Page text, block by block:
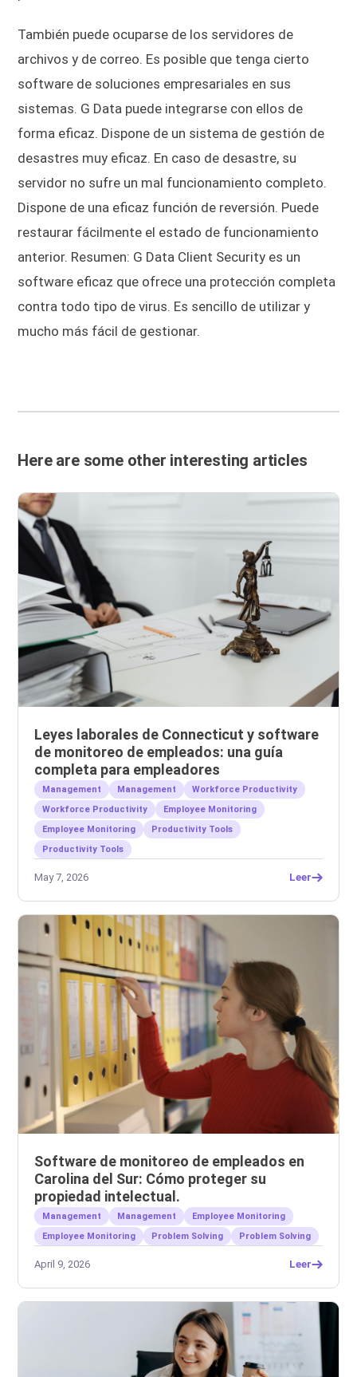
También puede ocuparse de los servidores de
archivos y de correo. Es posible que tenga cierto
software de soluciones empresariales en sus
sistemas. G Data puede integrarse con ellos de
forma eficaz. Dispone de un sistema de gestión de
desastres muy eficaz. En caso de desastre, su
servidor no sufre un mal funcionamiento completo.
Dispone de una eficaz función de reversión. Puede
restaurar fácilmente el estado de funcionamiento
anterior. Resumen: G Data Client Security es un
software eficaz que ofrece una protección completa
contra todo tipo de virus. Es sencillo de utilizar y
mucho más fácil de gestionar.
Here are some other interesting articles
Leyes laborales de Connecticut y software
de monitoreo de empleados: una guía
completa para empleadores
Management Management
Workforce Productivity
Workforce Productivity
Employee Monitoring
Employee Monitoring
Productivity Tools
Productivity Tools
May 7, 2026 Leer
Software de monitoreo de empleados en
Carolina del Sur: Cómo proteger su
propiedad intelectual.
Management Management
Employee Monitoring
Employee Monitoring
Problem Solving Problem Solving
April 9, 2026 Leer